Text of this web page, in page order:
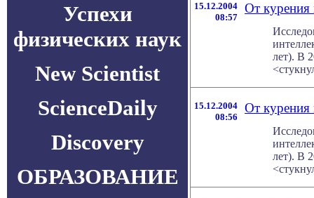
Успехи
физических наук
New Scientist
ScienceDaily
Discovery
ОБРАЗОВАНИЕ
15.12.2004
08:57
От курения
лет). В
15.12.2004
08:56
От курения
лет). В